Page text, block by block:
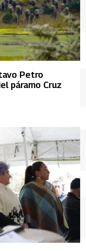
Petro
páramo Cruz